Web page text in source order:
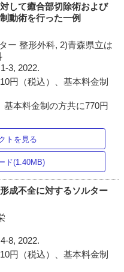
して癒合部切除術および
動術を行った一例
ー 整形外科, 2)青森県立は
1-3, 2022.
円（税込）、基本料金制
本料金制の方共に770円
トを見る
ド(1.40MB)
成不全に対するソルター
4-8, 2022.
円（税込）、基本料金制